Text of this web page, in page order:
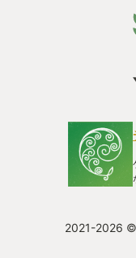
トの工場MODなど
選ばせていただい
Space Haven等、
好きなのですが、
な要素を管理するこ
混乱なくステップア
アルが終盤になると
作るのダルくない？
場はあくまでエッ
いた時期が私にもあ
ル終盤で開放される
2021-2026